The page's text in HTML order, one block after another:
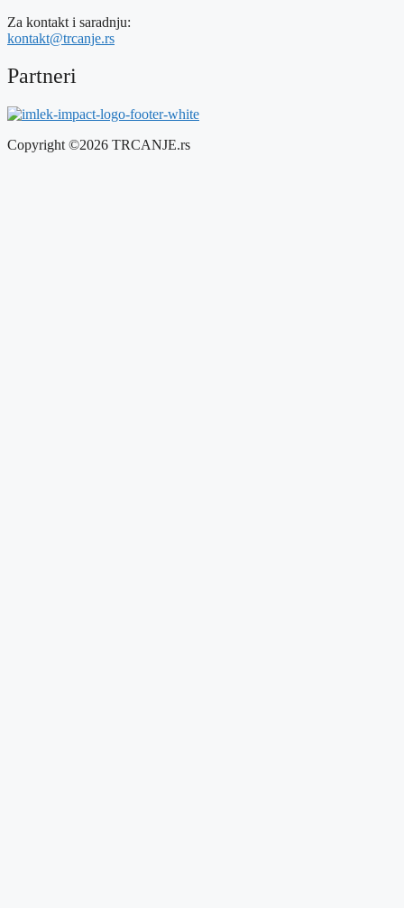
Za kontakt i saradnju:
kontakt@trcanje.rs
Partneri
Copyright ©2026 TRCANJE.rs